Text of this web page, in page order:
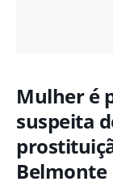
Mulher é
suspeita
Belmonte